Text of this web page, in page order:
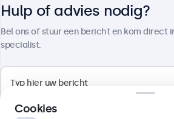
Hulp of advies nodig?
Bel ons of stuur een bericht en kom direct
specialist.
Cookies